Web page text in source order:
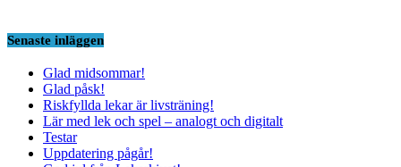
Senaste inläggen
Glad midsommar!
Glad påsk!
Riskfyllda lekar är livsträning!
Lär med lek och spel – analogt och digitalt
Testar
Uppdatering pågår!